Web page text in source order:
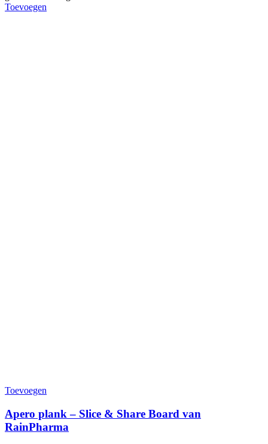
Toevoegen
Toevoegen
Apero plank – Slice & Share Board van
RainPharma